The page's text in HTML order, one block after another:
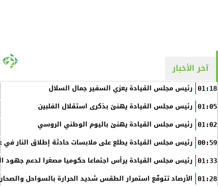
آخر الأخبار
01:18 رئيس مجلس القيادة يعزي السفير جمال السلال
01:05 رئيس مجلس القيادة يهنئ بذكرى استقلال الفلبين
01:02 رئيس مجلس القيادة يهنئ باليوم الوطني الروسي
00:59 رئيس مجلس القيادة يطلع على ملابسات حادثة إطلاق النار في
01:33 رئيس مجلس القيادة يرأس اجتماعا حكوميا مصغرا لدعم جهود
01:28 الأرصاد تتوقّع استمرار الطقس شديد الحرارة بالسواحل